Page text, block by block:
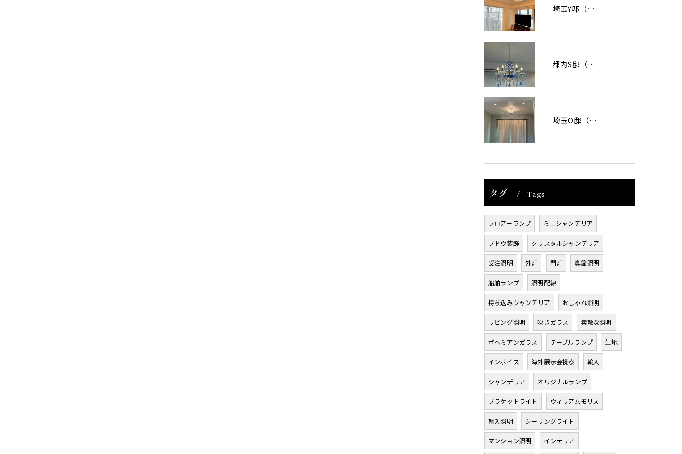
埼玉Y邸（マンション）
都内S邸（マンション）
埼玉O邸（戸建て）
タグ Tags
フロアーランプ ミニシャンデリア
ブドウ装飾 クリスタルシャンデリア
受注照明 外灯 門灯 真鍮照明
船舶ランプ 照明配線
持ち込みシャンデリア おしゃれ照明
リビング照明 吹きガラス 素敵な照明
ボヘミアンガラス テーブルランプ 生地
インボイス 海外展示会視察 輸入
シャンデリア オリジナルランプ
ブラケットライト ウィリアムモリス
輸入照明 シーリングライト
マンション照明 インテリア